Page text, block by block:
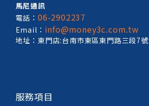
馬尼通訊
電話：06-2902237
Email： info@money3c.com.tw
地址：東門店:台南市東區東門路三段7號
服務項目